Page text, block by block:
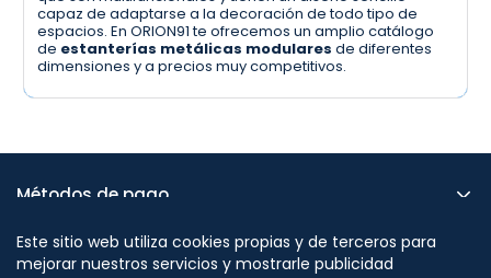
capaz de adaptarse a la decoración de todo tipo de
espacios. En ORION91 te ofrecemos un amplio catálogo
de estanterías metálicas modulares de diferentes
dimensiones y a precios muy competitivos.
Métodos de pago
Normativas y certificaciones
Este sitio web utiliza cookies propias y de terceros para
mejorar nuestros servicios y mostrarle publicidad